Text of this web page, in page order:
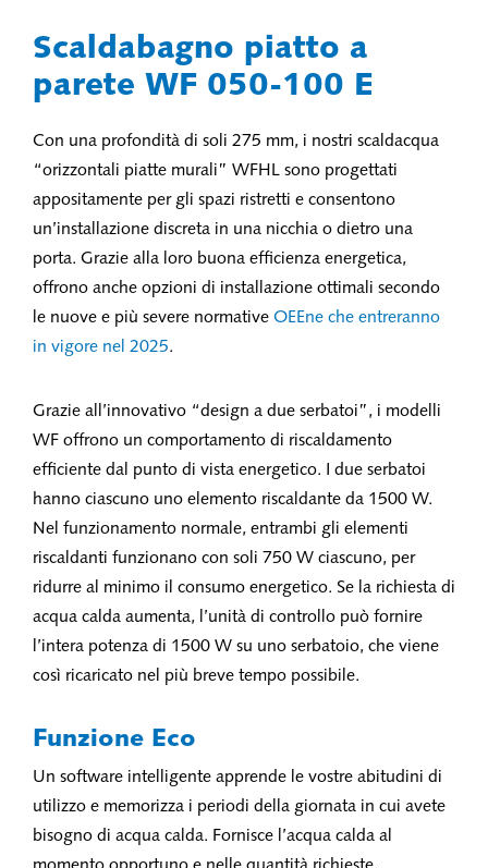
Scaldabagno piatto a
parete WF 050-100 E
Con una profondità di soli 275 mm, i nostri scaldacqua
“orizzontali piatte murali” WFHL sono progettati
appositamente per gli spazi ristretti e consentono
un’installazione discreta in una nicchia o dietro una
porta. Grazie alla loro buona efficienza energetica,
offrono anche opzioni di installazione ottimali secondo
le nuove e più severe normative OEEne che entreranno
in vigore nel 2025.
Grazie all’innovativo “design a due serbatoi”, i modelli
WF offrono un comportamento di riscaldamento
efficiente dal punto di vista energetico. I due serbatoi
hanno ciascuno uno elemento riscaldante da 1500 W.
Nel funzionamento normale, entrambi gli elementi
riscaldanti funzionano con soli 750 W ciascuno, per
ridurre al minimo il consumo energetico. Se la richiesta di
acqua calda aumenta, l’unità di controllo può fornire
l’intera potenza di 1500 W su uno serbatoio, che viene
così ricaricato nel più breve tempo possibile.
Funzione Eco
Un software intelligente apprende le vostre abitudini di
utilizzo e memorizza i periodi della giornata in cui avete
bisogno di acqua calda. Fornisce l’acqua calda al